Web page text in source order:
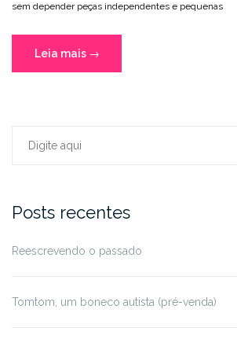
sem depender peças independentes e pequenas
Leia mais “Compliant
mechanisms
→
Procurar:
Posts recentes
Reescrevendo o passado
Tomtom, um boneco autista (pré-venda)